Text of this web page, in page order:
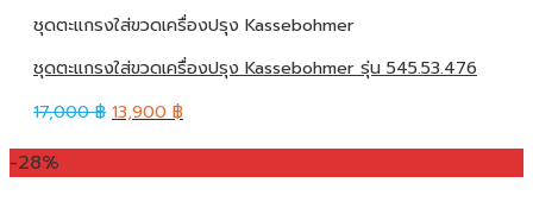
ชุดตะแกรงใส่ขวดเครื่องปรุง Kassebohmer
ชุดตะแกรงใส่ขวดเครื่องปรุง Kassebohmer รุ่น 545.53.476
17,000฿ 13,900 ฿
-28%